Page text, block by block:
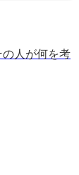
人が何を考